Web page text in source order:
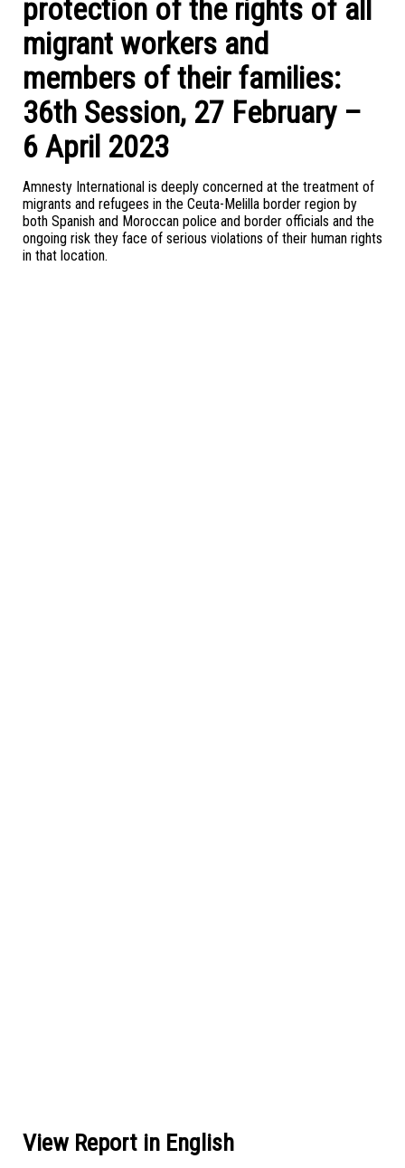
protection of the rights of all
migrant workers and
members of their families:
36th Session, 27 February –
6 April 2023
Amnesty International is deeply concerned at the treatment of
migrants and refugees in the Ceuta-Melilla border region by
both Spanish and Moroccan police and border officials and the
ongoing risk they face of serious violations of their human rights
in that location.
View Report in English